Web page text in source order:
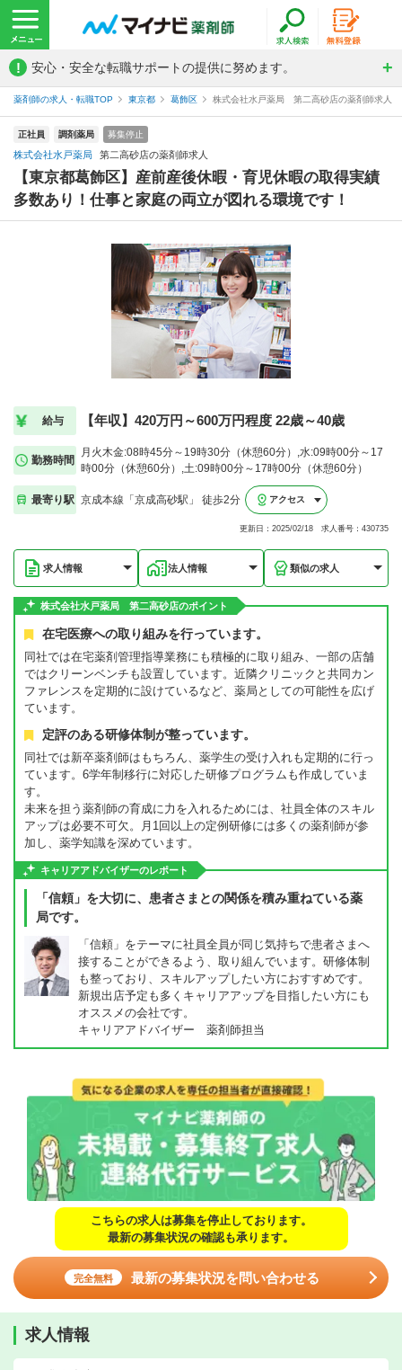
! 安心・安全な転職サポートの提供に努めます。
薬剤師の求人・転職TOP 東京都 葛飾区 株式会社水戸薬局 第二高砂店の薬剤師求人
正社員 調剤薬局 募集停止
株式会社水戸薬局 第二高砂店の薬剤師求人
【東京都葛飾区】産前産後休暇・育児休暇の取得実績
多数あり！仕事と家庭の両立が図れる環境です！
給与 【年収】420万円～600万円程度 22歳～40歳
勤務時間
月火木金:08時45分～19時30分（休憩60分）,水:09時00分～17
時00分（休憩60分）,土:09時00分～17時00分（休憩60分）
最寄り駅 京成本線「京成高砂駅」 徒歩2分 アクセス
更新日：2025/02/18 求人番号：430735
求人情報 法人情報 類似の求人
株式会社水戸薬局 第二高砂店のポイント
在宅医療への取り組みを行っています。
同社では在宅薬剤管理指導業務にも積極的に取り組み、一部の店舗
ではクリーンベンチも設置しています。近隣クリニックと共同カン
ファレンスを定期的に設けているなど、薬局としての可能性を広げ
ています。
定評のある研修体制が整っています。
同社では新卒薬剤師はもちろん、薬学生の受け入れも定期的に行っ
ています。6学年制移行に対応した研修プログラムも作成していま
す。
未来を担う薬剤師の育成に力を入れるためには、社員全体のスキル
アップは必要不可欠。月1回以上の定例研修には多くの薬剤師が参
加し、薬学知識を深めています。
キャリアアドバイザーのレポート
「信頼」を大切に、患者さまとの関係を積み重ねている薬
局です。
「信頼」をテーマに社員全員が同じ気持ちで患者さまへ
接することができるよう、取り組んでいます。研修体制
も整っており、スキルアップしたい方におすすめです。
新規出店予定も多くキャリアアップを目指したい方にも
オススメの会社です。
キャリアアドバイザー 薬剤師担当
こちらの求人は募集を停止しております。
最新の募集状況の確認も承ります。
完全無料 最新の募集状況を問い合わせる
求人情報